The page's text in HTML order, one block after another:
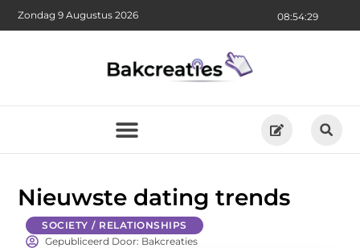
08:54:30
Zondag 9 Augustus 2026
Nieuwste dating trends
SOCIETY / RELATIONSHIPS
Gepubliceerd Door: Bakcreaties